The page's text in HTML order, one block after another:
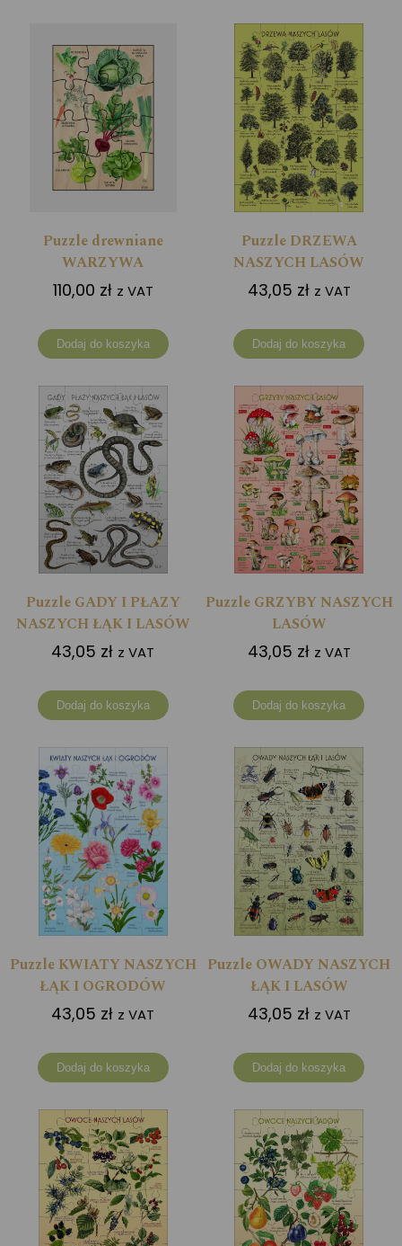
Puzzle drewniane
WARZYWA
110,00 zł z VAT
Dodaj do koszyka
Puzzle DRZEWA
NASZYCH LASÓW
43,05 zł z VAT
Dodaj do koszyka
Puzzle GADY I PŁAZY
NASZYCH ŁĄK I LASÓW
43,05 zł z VAT
Dodaj do koszyka
Puzzle GRZYBY NASZYCH
LASÓW
43,05 zł z VAT
Dodaj do koszyka
Puzzle KWIATY NASZYCH
ŁĄK I OGRODÓW
43,05 zł z VAT
Dodaj do koszyka
Puzzle OWADY NASZYCH
ŁĄK I LASÓW
43,05 zł z VAT
Dodaj do koszyka